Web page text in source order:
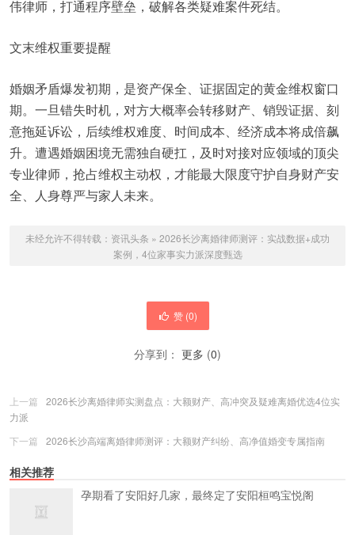
伟律师，打通程序壁垒，破解各类疑难案件死结。
文末维权重要提醒
婚姻矛盾爆发初期，是资产保全、证据固定的黄金维权窗口
期。一旦错失时机，对方大概率会转移财产、销毁证据、刻
意拖延诉讼，后续维权难度、时间成本、经济成本将成倍飙
升。遭遇婚姻困境无需独自硬扛，及时对接对应领域的顶尖
专业律师，抢占维权主动权，才能最大限度守护自身财产安
全、人身尊严与家人未来。
未经允许不得转载： 资讯头条 » 2026长沙离婚律师测评：实战数据+成功
案例，4位家事实力派深度甄选
赞 (0)
分享到： 更多 (0)
上一篇
2026长沙离婚律师实测盘点：大额财产、高冲突及疑难离婚优选4位实
力派
下一篇
2026长沙高端离婚律师测评：大额财产纠纷、高净值婚变专属指南
相关推荐
孕期看了安阳好几家，最终定了安阳桓鸣宝悦阁